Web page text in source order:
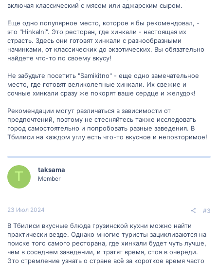
включая классический с мясом или аджарским сыром.
Еще одно популярное место, которое я бы рекомендовал, -
это "Hinkalni". Это ресторан, где хинкали - настоящая их
страсть. Здесь они готовят хинкали с разнообразными
начинками, от классических до экзотических. Вы обязательно
найдете что-то по своему вкусу!
Не забудьте посетить "Samikitno" - еще одно замечательное
место, где готовят великолепные хинкали. Их свежие и
сочные хинкали сразу же покорят ваше сердце и желудок!
Рекомендации могут различаться в зависимости от
предпочтений, поэтому не стесняйтесь также исследовать
город самостоятельно и попробовать разные заведения. В
Тбилиси на каждом углу есть что-то вкусное и неповторимое!
T taksama
Member
23 Июл 2024 #3
В Тбилиси вкусные блюда грузинской кухни можно найти
практически везде. Однако многие туристы зацикливаются на
поиске того самого ресторана, где хинкали будет чуть лучше,
чем в соседнем заведении, и тратят время, стоя в очереди.
Это стремление узнать о стране всё за короткое время часто